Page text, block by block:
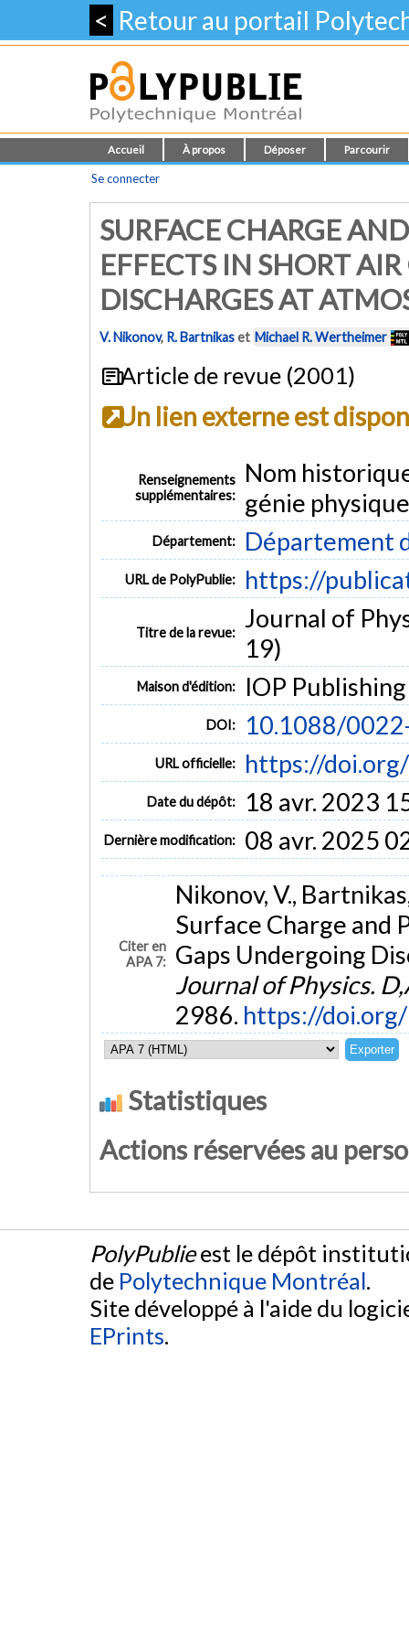
< Retour au portail
Accueil À propos Déposer Parcourir
Se connecter
SURFACE CHARGE
EFFECTS IN SHORT
DISCHARGES AT
V. Nikonov, R. Bartnikaset Michael R. Wertheimer
Article de revue (2001)
Un lien externe est
Renseignements
supplémentaires:
Nom
génie
Département: Département
URL de PolyPublie: https://
Titre de la revue: Journal of
19)
Maison d'édition: IOP Publishing
DOI: 10.1088/
URL officielle: https://
Date du dépôt: 18 avr. 2023
Dernière modification: 08 avr. 2025
Citer en
APA 7:
Nikonov, V.,
Surface Charge and
Gaps Undergoing
Journal of Physics.
2986. https://
Statistiques
Actions réservées au
PolyPublieest le dépôt
de Polytechnique Montréal.
Site développé à l'aide du
EPrints.